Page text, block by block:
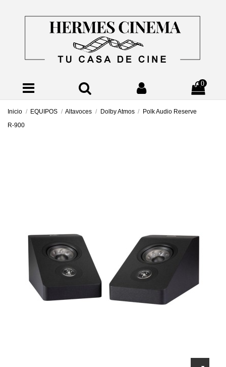
0
Inicio EQUIPOS Altavoces Dolby Atmos
Polk Audio Reserve
R-900